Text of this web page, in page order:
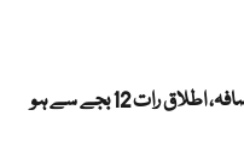
پبلک ٹرانسپورٹ کے کرایوں میں مزید اضافہ، اطلاق رات 12 بجے سے ہو